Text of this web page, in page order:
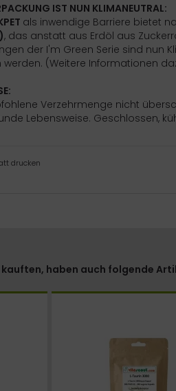
IST NUN KLIMANEUTRAL:
als inwendige Barriere bietet
, das anstatt aus Erdöl aus
der I'm Green Serie sind nun
(Weitere Informationen
Verzehrmenge nicht
Lebensweise. Geschlossen,
drucken
kauften, haben auch folgende